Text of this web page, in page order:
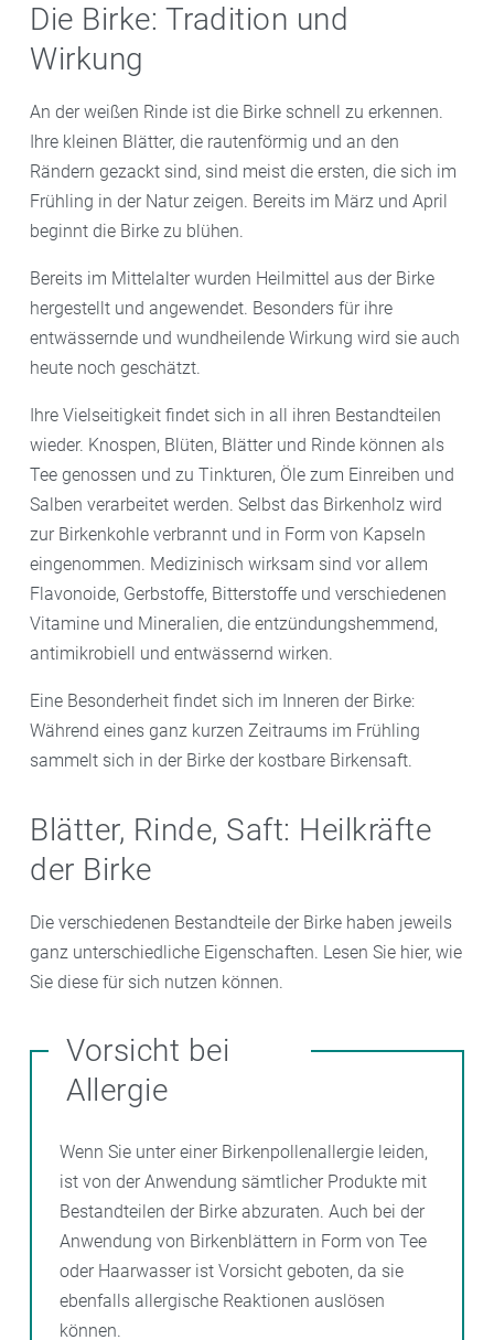
Die Birke: Tradition und
Wirkung
An der weißen Rinde ist die Birke schnell zu erkennen.
Ihre kleinen Blätter, die rautenförmig und an den
Rändern gezackt sind, sind meist die ersten, die sich im
Frühling in der Natur zeigen. Bereits im März und April
beginnt die Birke zu blühen.
Bereits im Mittelalter wurden Heilmittel aus der Birke
hergestellt und angewendet. Besonders für ihre
entwässernde und wundheilende Wirkung wird sie auch
heute noch geschätzt.
Ihre Vielseitigkeit findet sich in all ihren Bestandteilen
wieder. Knospen, Blüten, Blätter und Rinde können als
Tee genossen und zu Tinkturen, Öle zum Einreiben und
Salben verarbeitet werden. Selbst das Birkenholz wird
zur Birkenkohle verbrannt und in Form von Kapseln
eingenommen. Medizinisch wirksam sind vor allem
Flavonoide, Gerbstoffe, Bitterstoffe und verschiedenen
Vitamine und Mineralien, die entzündungshemmend,
antimikrobiell und entwässernd wirken.
Eine Besonderheit findet sich im Inneren der Birke:
Während eines ganz kurzen Zeitraums im Frühling
sammelt sich in der Birke der kostbare Birkensaft.
Blätter, Rinde, Saft: Heilkräfte
der Birke
Die verschiedenen Bestandteile der Birke haben jeweils
ganz unterschiedliche Eigenschaften. Lesen Sie hier, wie
Sie diese für sich nutzen können.
Vorsicht bei
Allergie
Wenn Sie unter einer Birkenpollenallergie leiden,
ist von der Anwendung sämtlicher Produkte mit
Bestandteilen der Birke abzuraten. Auch bei der
Anwendung von Birkenblättern in Form von Tee
oder Haarwasser ist Vorsicht geboten, da sie
ebenfalls allergische Reaktionen auslösen
können.